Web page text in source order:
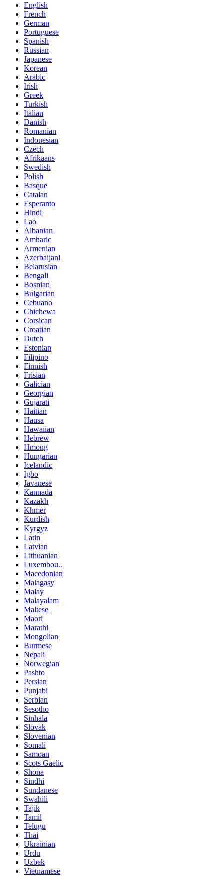
English
French
German
Portuguese
Spanish
Russian
Japanese
Korean
Arabic
Irish
Greek
Turkish
Italian
Danish
Romanian
Indonesian
Czech
Afrikaans
Swedish
Polish
Basque
Catalan
Esperanto
Hindi
Lao
Albanian
Amharic
Armenian
Azerbaijani
Belarusian
Bengali
Bosnian
Bulgarian
Cebuano
Chichewa
Corsican
Croatian
Dutch
Estonian
Filipino
Finnish
Frisian
Galician
Georgian
Gujarati
Haitian
Hausa
Hawaiian
Hebrew
Hmong
Hungarian
Icelandic
Igbo
Javanese
Kannada
Kazakh
Khmer
Kurdish
Kyrgyz
Latin
Latvian
Lithuanian
Luxembou..
Macedonian
Malagasy
Malay
Malayalam
Maltese
Maori
Marathi
Mongolian
Burmese
Nepali
Norwegian
Pashto
Persian
Punjabi
Serbian
Sesotho
Sinhala
Slovak
Slovenian
Somali
Samoan
Scots Gaelic
Shona
Sindhi
Sundanese
Swahili
Tajik
Tamil
Telugu
Thai
Ukrainian
Urdu
Uzbek
Vietnamese